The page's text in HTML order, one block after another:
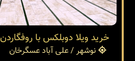
خرید ویلا دوبلکس با
نوشهر / علی آباد عسگرخان